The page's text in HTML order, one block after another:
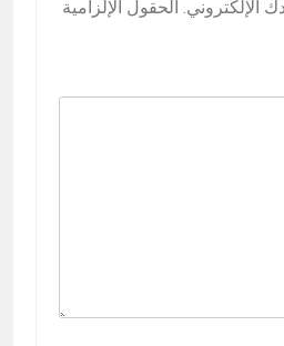
الإلكتروني. الحقول الإلزامية